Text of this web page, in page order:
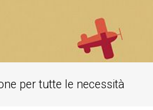
per tutte le necessità